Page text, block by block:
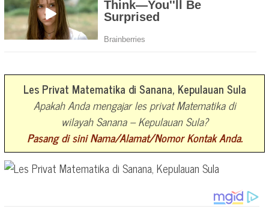
Les Privat Matematika di Sanana, Kepulauan Sula
Apakah Anda mengajar les privat Matematika di
wilayah Sanana – Kepulauan Sula?
Pasang di sini Nama/Alamat/Nomor Kontak Anda.